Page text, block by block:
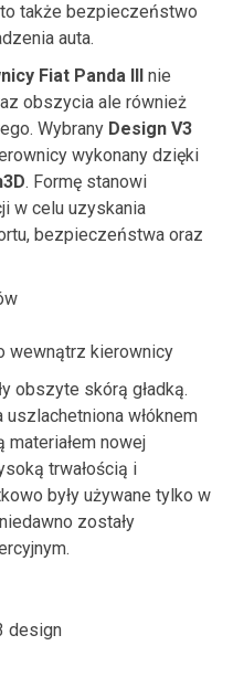
także bezpieczeństwo
auta.
Fiat Panda III
nie
obszycia ale również
Wybrany Design V3
wykonany dzięki
. Formę stanowi
w celu uzyskania
bezpieczeństwa oraz
wewnątrz kierownicy
obszyte skórą gładką.
włóknem
materiałem nowej
trwałością i
były używane tylko w
zostały
design